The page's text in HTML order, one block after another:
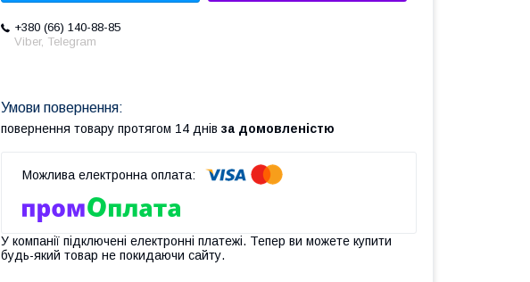
+380 (66) 140-88-85
Viber, Telegram
повернення товару протягом 14 днів за домовленістю
У компанії підключені електронні платежі. Тепер ви можете купити
будь-який товар не покидаючи сайту.